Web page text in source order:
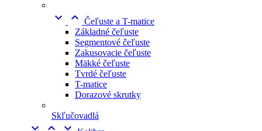
  Čeľuste a T-matice
Základné čeľuste
Segmentové čeľuste
Zakusovacie čeľuste
Mäkké čeľuste
Tvrdé čeľuste
T-matice
Dorazové skrutky
Skľučovadlá
  